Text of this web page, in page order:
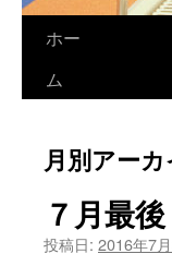
へ
ホー
ム
月別アー
７月最後
投稿日: 2016年7